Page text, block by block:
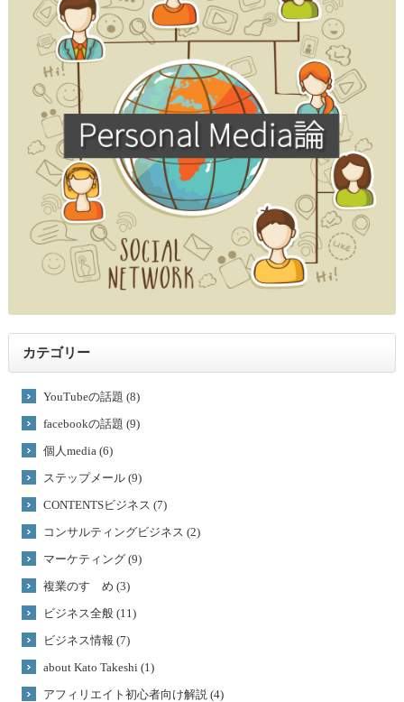
カテゴリー
YouTubeの話題 (8)
facebookの話題 (9)
個人media (6)
ステップメール (9)
CONTENTSビジネス (7)
コンサルティングビジネス (2)
マーケティング (9)
複業のすゝめ (3)
ビジネス全般 (11)
ビジネス情報 (7)
about Kato Takeshi (1)
アフィリエイト初心者向け解説 (4)